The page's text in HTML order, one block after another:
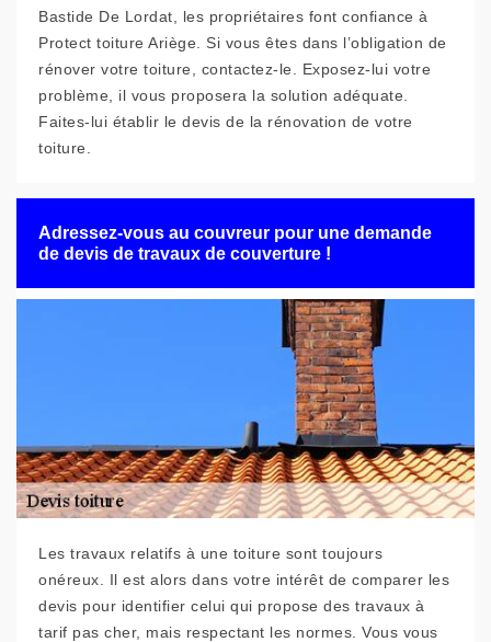
Bastide De Lordat, les propriétaires font confiance à
Protect toiture Ariège. Si vous êtes dans l’obligation de
rénover votre toiture, contactez-le. Exposez-lui votre
problème, il vous proposera la solution adéquate.
Faites-lui établir le devis de la rénovation de votre
toiture.
Adressez-vous au couvreur pour une demande
de devis de travaux de couverture !
Les travaux relatifs à une toiture sont toujours
onéreux. Il est alors dans votre intérêt de comparer les
devis pour identifier celui qui propose des travaux à
tarif pas cher, mais respectant les normes. Vous vous